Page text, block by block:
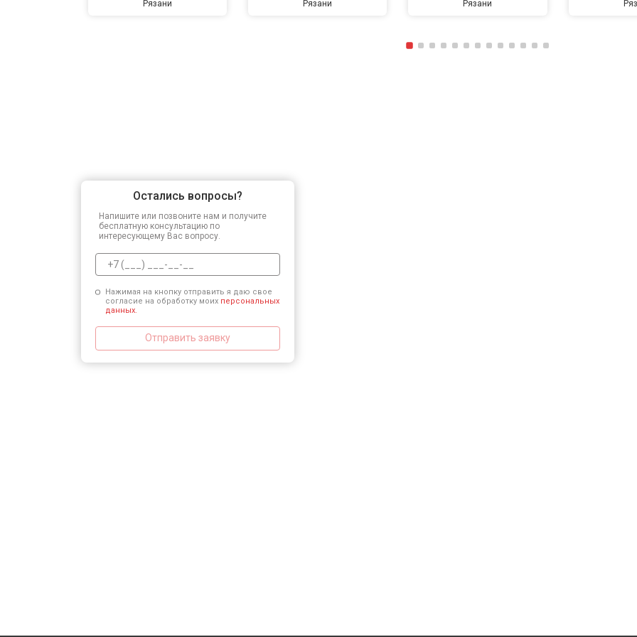
Рязани
Рязани
Рязани
Остались вопросы?
Напишите или позвоните нам и получите
бесплатную консультацию по
интересующему Вас вопросу.
Нажимая на кнопку отправить я даю свое
согласие на обработку моих персональных
данных.
Отправить заявку